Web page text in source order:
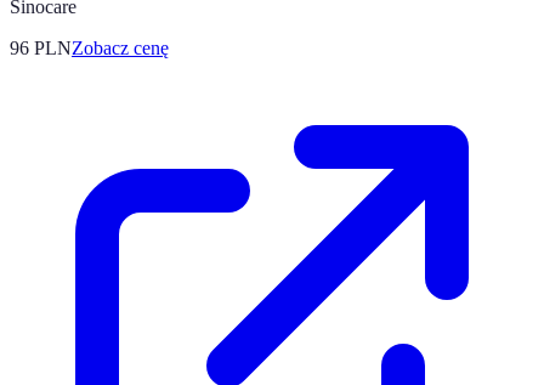
Sinocare
96 PLNZobacz cenę